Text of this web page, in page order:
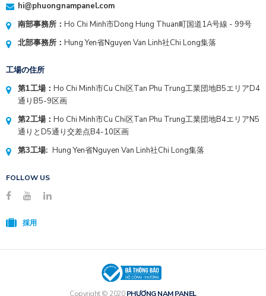
hi@phuongnampanel.com
南部事務所： Ho Chi Minh市Dong Hung Thuan町国道1A号線 - 99号
北部事務所： Hung Yen省Nguyen Van Linh社Chi Long集落
工場の住所
第1工場： Ho Chi Minh市Cu Chi区Tan Phu Trung工業団地B5エリアD4
通りB5-9区画
第2工場： Ho Chi Minh市Cu Chi区Tan Phu Trung工業団地B4エリアN5
通りとD5通り交差点B4-10区画
第3工場: Hung Yen省Nguyen Van Linh社Chi Long集落
FOLLOW US
採用
Copyright © 2020PHƯƠNG NAM PANEL